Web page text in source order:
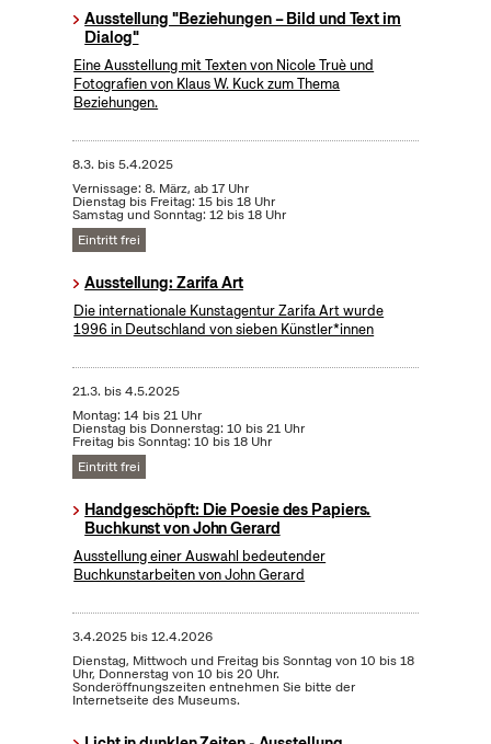
Ausstellung "Beziehungen – Bild und Text im
Dialog"
Eine Ausstellung mit Texten von Nicole Truè und
Fotografien von Klaus W. Kuck zum Thema
Beziehungen.
8.3. bis5.4.2025
Vernissage: 8. März, ab 17 Uhr
Dienstag bis Freitag: 15 bis 18 Uhr
Samstag und Sonntag: 12 bis 18 Uhr
Eintritt frei
Ausstellung: Zarifa Art
Die internationale Kunstagentur Zarifa Art wurde
1996 in Deutschland von sieben Künstler*innen
21.3. bis4.5.2025
Montag: 14 bis 21 Uhr
Dienstag bis Donnerstag: 10 bis 21 Uhr
Freitag bis Sonntag: 10 bis 18 Uhr
Eintritt frei
Handgeschöpft: Die Poesie des Papiers.
Buchkunst von John Gerard
Ausstellung einer Auswahl bedeutender
Buchkunstarbeiten von John Gerard
3.4.2025bis12.4.2026
Dienstag, Mittwoch und Freitag bis Sonntag von 10 bis 18
Uhr, Donnerstag von 10 bis 20 Uhr.
Sonderöffnungszeiten entnehmen Sie bitte der
Internetseite des Museums.